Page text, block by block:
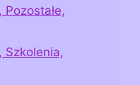
Szkolenia,